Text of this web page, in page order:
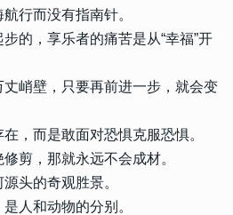
行而没有指南针。
的，享乐者的痛苦是从“幸福”开
峭壁，只要再前进一步，就会变
，而是敢面对恐惧克服恐惧。
剪，那就永远不会成材。
头的奇观胜景。
人和动物的分别。